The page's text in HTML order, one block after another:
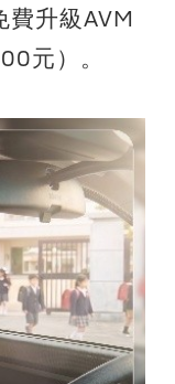
費升級AVM
元）。
門市體驗
祀典大天
止。